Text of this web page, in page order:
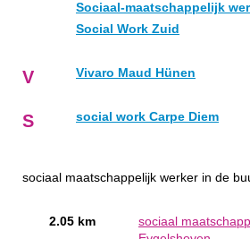
Sociaal-maatschappelijk
Social Work Zuid
V Vivaro Maud Hünen
S social work Carpe Diem
sociaal maatschappelijk werker in de
2.05 km
sociaal